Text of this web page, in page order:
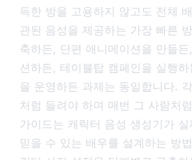
득한 방을 고용하지 않고도 전체
관된 음성을 제공하는 가장 빠른
축하든, 단편 애니메이션을 만들
션하든, 테이블탑 캠페인을 실행
을 운영하든 과제는 동일합니다.
처럼 들려야 하며 매번 그 사람처
가이드는 캐릭터 음성 생성기가
믿을 수 있는 배우를 설계하는 방